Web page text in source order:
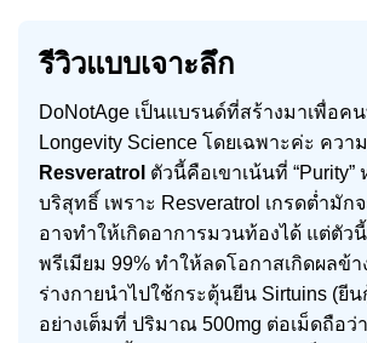
รีวิวแบบเจาะลึก
DoNotAge เป็นแบรนด์ที่สร้างมาเพื่อค
Longevity Science โดยเฉพาะค่ะ ควา
Resveratrol ตัวนี้คือเขาเน้นที่ “Purity”
บริสุทธิ์ เพราะ Resveratrol เกรดต่ำมัก
อาจทำให้เกิดอาการมวนท้องได้ แต่ตัว
พรีเมียม 99% ทำให้ลดโอกาสเกิดผลข้า
ร่างกายนำไปใช้กระตุ้นยีน Sirtuins (ยี
อย่างเต็มที่ ปริมาณ 500mg ต่อเม็ดถือว่